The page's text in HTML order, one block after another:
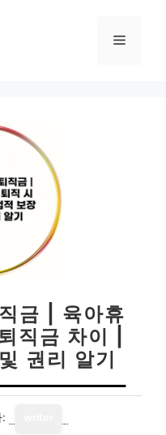
메
금 | 육아휴
직금 차이 |
권리 알기